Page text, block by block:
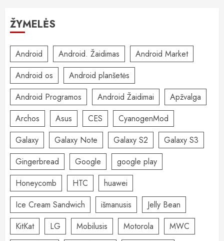
ŽYMELĖS
Android Android. Žaidimas
Android Market
Android os
Android planšetės
Android Programos
Android Žaidimai
Apžvalga
Archos
Asus CES
CyanogenMod
Galaxy
Galaxy Note Galaxy S2
Galaxy S3
Gingerbread
Google
google play
Honeycomb
HTC
huawei
Ice Cream Sandwich
išmanusis
Jelly Bean
KitKat
LG Mobilusis Motorola
MWC